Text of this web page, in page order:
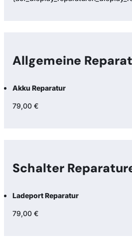
Allgemeine
Akku Reparatur
79,00 €
Schalter
Ladeport Reparatur
79,00 €